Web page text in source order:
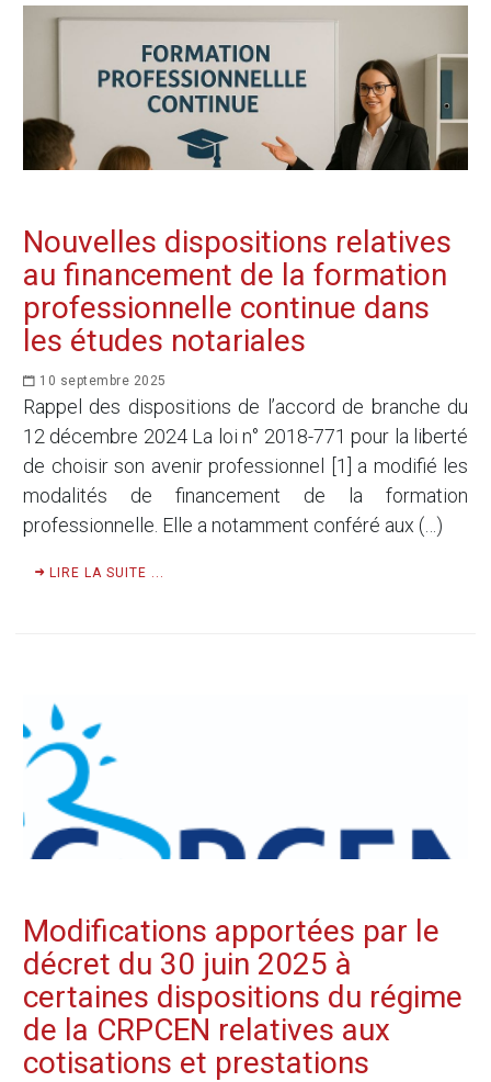
Nouvelles dispositions relatives
au financement de la formation
professionnelle continue dans
les études notariales
10 septembre 2025
Rappel des dispositions de l’accord de branche du
12 décembre 2024 La loi n° 2018-771 pour la liberté
de choisir son avenir professionnel [1] a modifié les
modalités de financement de la formation
professionnelle. Elle a notamment conféré aux (…)
LIRE LA SUITE ...
Modifications apportées par le
décret du 30 juin 2025 à
certaines dispositions du régime
de la CRPCEN relatives aux
cotisations et prestations